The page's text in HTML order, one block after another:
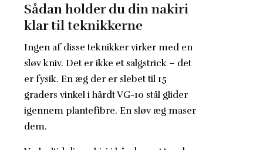
Sådan holder du din nakiri
klar til teknikkerne
Ingen af disse teknikker virker med en
sløv kniv. Det er ikke et salgstrick – det
er fysik. En æg der er slebet til 15
graders vinkel i hårdt VG-10 stål glider
igennem plantefibre. En sløv æg maser
dem.